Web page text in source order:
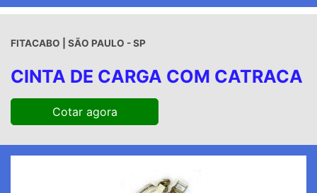
FITACABO | SÃO PAULO - SP
CINTA DE CARGA COM CATRACA
Cotar agora